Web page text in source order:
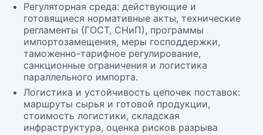
Регуляторная среда: действующие и
готовящиеся нормативные акты, технические
регламенты (ГОСТ, СНиП), программы
импортозамещения, меры господдержки,
таможенно-тарифное регулирование,
санкционные ограничения и логистика
параллельного импорта.
Логистика и устойчивость цепочек поставок:
маршруты сырья и готовой продукции,
стоимость логистики, складская
инфраструктура, оценка рисков разрыва